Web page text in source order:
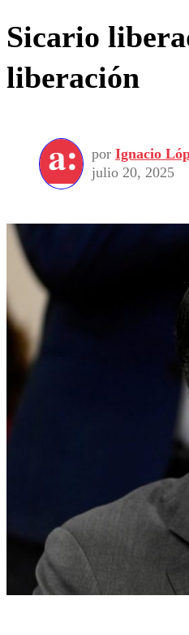
Sicario
liberación
por Ignacio
julio 20, 2025